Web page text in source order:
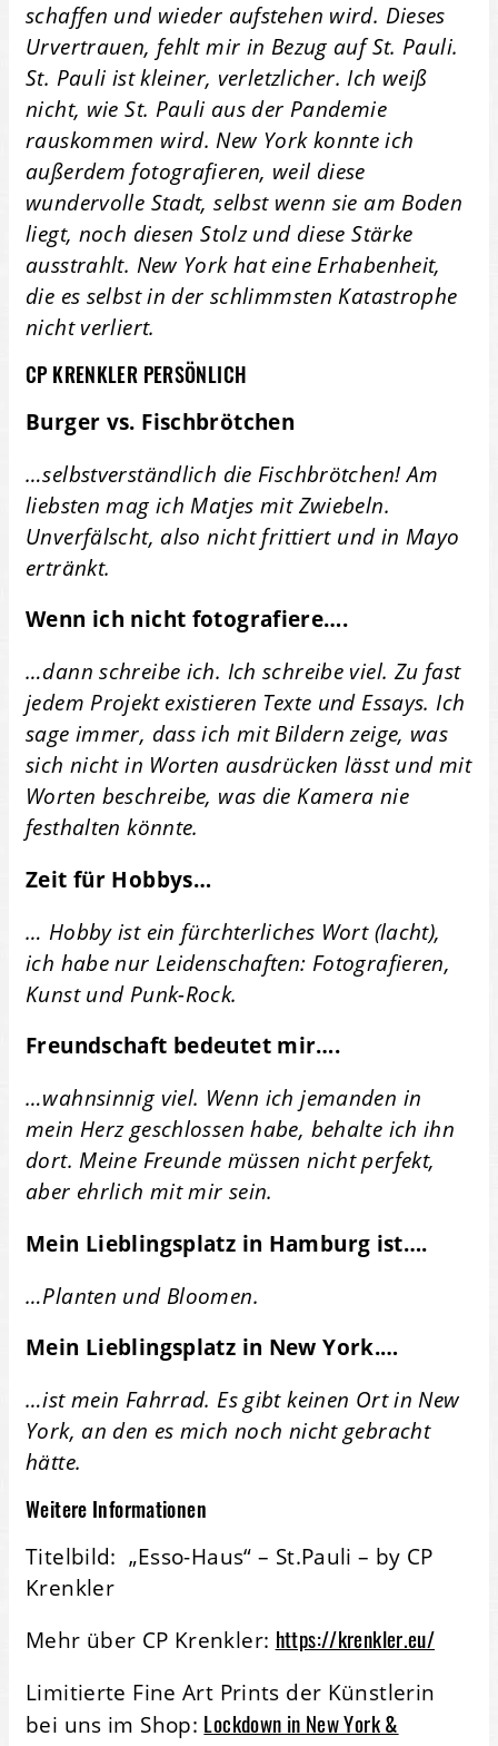
schaffen und wieder aufstehen wird. Dieses
Urvertrauen, fehlt mir in Bezug auf St. Pauli.
St. Pauli ist kleiner, verletzlicher. Ich weiß
nicht, wie St. Pauli aus der Pandemie
rauskommen wird. New York konnte ich
außerdem fotografieren, weil diese
wundervolle Stadt, selbst wenn sie am Boden
liegt, noch diesen Stolz und diese Stärke
ausstrahlt. New York hat eine Erhabenheit,
die es selbst in der schlimmsten Katastrophe
nicht verliert.
CP KRENKLER PERSÖNLICH
Burger vs. Fischbrötchen
…selbstverständlich die Fischbrötchen! Am
liebsten mag ich Matjes mit Zwiebeln.
Unverfälscht, also nicht frittiert und in Mayo
ertränkt.
Wenn ich nicht fotografiere….
…dann schreibe ich. Ich schreibe viel. Zu fast
jedem Projekt existieren Texte und Essays. Ich
sage immer, dass ich mit Bildern zeige, was
sich nicht in Worten ausdrücken lässt und mit
Worten beschreibe, was die Kamera nie
festhalten könnte.
Zeit für Hobbys…
… Hobby ist ein fürchterliches Wort (lacht),
ich habe nur Leidenschaften: Fotografieren,
Kunst und Punk-Rock.
Freundschaft bedeutet mir….
…wahnsinnig viel. Wenn ich jemanden in
mein Herz geschlossen habe, behalte ich ihn
dort. Meine Freunde müssen nicht perfekt,
aber ehrlich mit mir sein.
Mein Lieblingsplatz in Hamburg ist….
…Planten und Bloomen.
Mein Lieblingsplatz in New York.…
…ist mein Fahrrad. Es gibt keinen Ort in New
York, an den es mich noch nicht gebracht
hätte.
Weitere Informationen
Titelbild: „Esso-Haus“ – St.Pauli – by CP
Krenkler
Mehr über CP Krenkler: https://krenkler.eu/
Limitierte Fine Art Prints der Künstlerin
bei uns im Shop: Lockdown in New York &